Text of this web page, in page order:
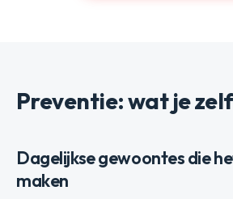
Preventie: wat je
Dagelijkse gewoontes die
maken